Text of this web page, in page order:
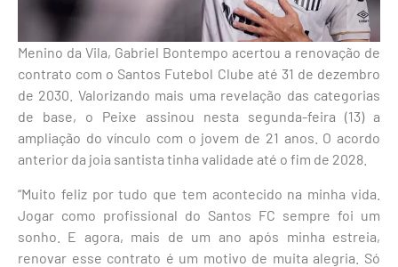
Menino da Vila, Gabriel Bontempo acertou a renovação de
contrato com o Santos Futebol Clube até 31 de dezembro
de 2030. Valorizando mais uma revelação das categorias
de base, o Peixe assinou nesta segunda-feira (13) a
ampliação do vínculo com o jovem de 21 anos. O acordo
anterior da joia santista tinha validade até o fim de 2028.
“Muito feliz por tudo que tem acontecido na minha vida.
Jogar como profissional do Santos FC sempre foi um
sonho. E agora, mais de um ano após minha estreia,
renovar esse contrato é um motivo de muita alegria. Só